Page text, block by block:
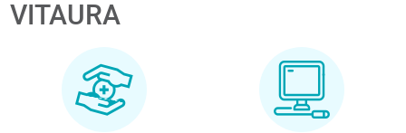
VITAURA